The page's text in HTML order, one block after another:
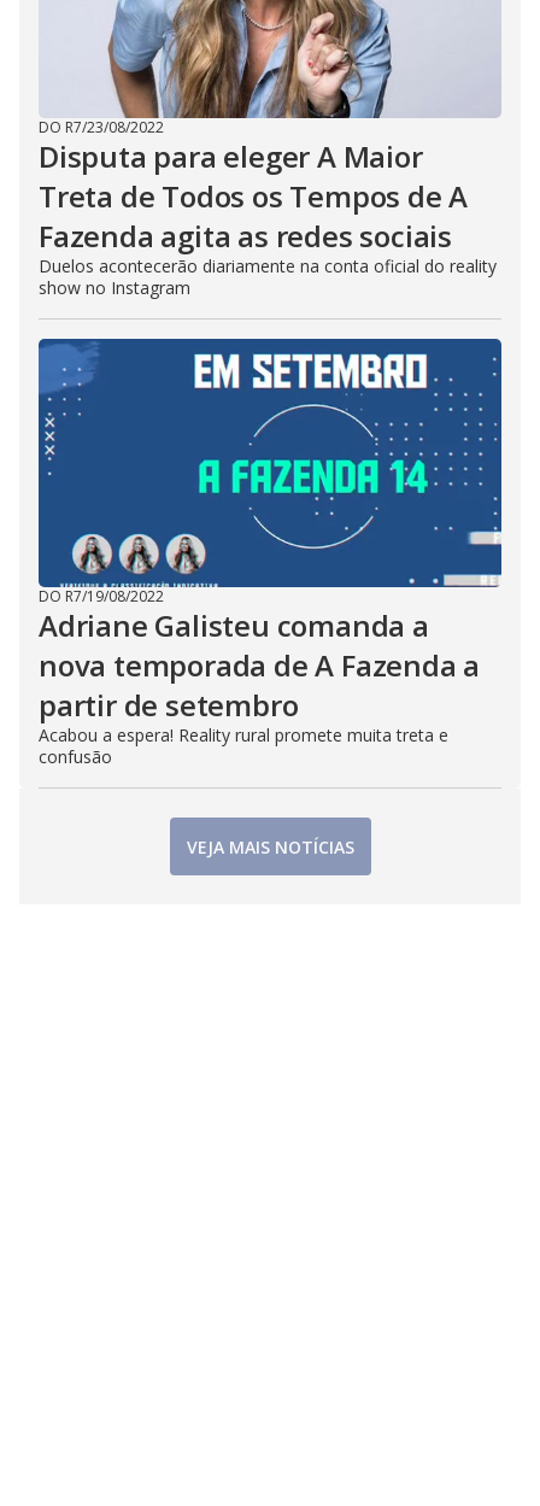
DO R7/23/08/2022
Disputa para eleger A Maior
Treta de Todos os Tempos de A
Fazenda agita as redes sociais
Duelos acontecerão diariamente na conta oficial do reality
show no Instagram
DO R7/19/08/2022
Adriane Galisteu comanda a
nova temporada de A Fazenda a
partir de setembro
Acabou a espera! Reality rural promete muita treta e
confusão
VEJA MAIS NOTÍCIAS